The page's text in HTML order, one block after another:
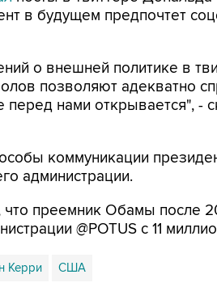
в будущем предпочтет
о внешней политике в
позволяют адекватно
перед нами открывается", -
коммуникации
администрации.
преемник Обамы после
@POTUS с 11
Керри США